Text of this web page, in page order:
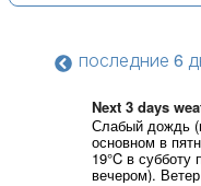
последние 6
Next 3 days
Слабый дождь
основном в
19°C в
вечером).